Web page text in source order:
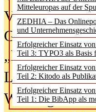
Mitteleuropas auf der
ZEDHIA – Das
und
Erfolgreicher Einsatz
Teil 3: TYPO3 als Basis
Erfolgreicher Einsatz
Teil 2: Kitodo als
Erfolgreicher Einsatz
Teil 1: Die BibApp als
Von
Geisterjagd-
„Library of
Lesen als
Wie